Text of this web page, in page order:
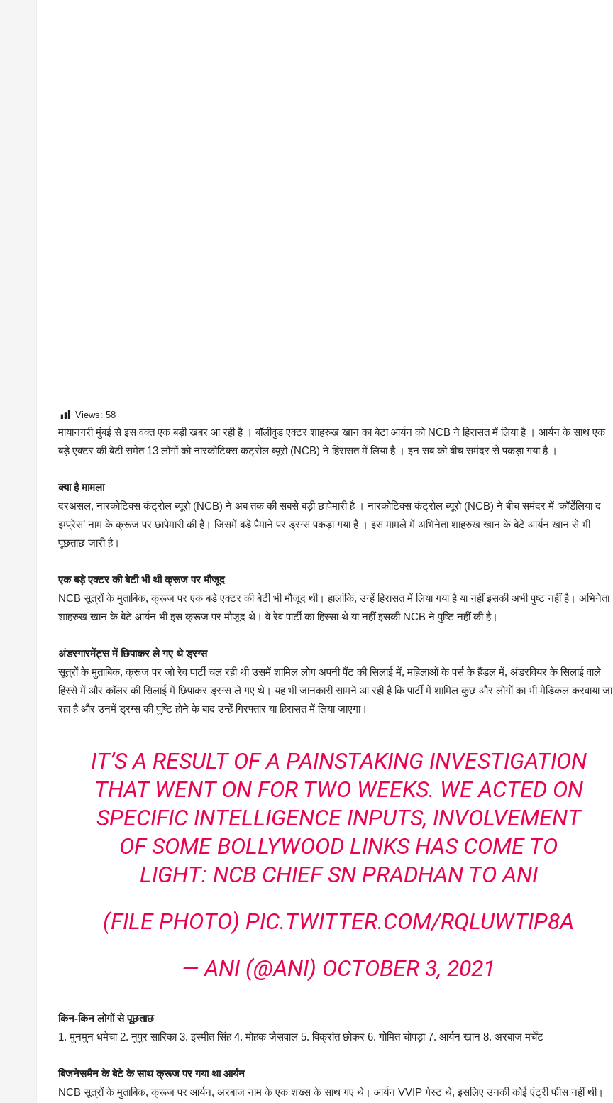
Views: 58
मायानगरी मुंबई से इस वक्त एक बड़ी खबर आ रही है । बॉलीवुड एक्टर शाहरुख खान का बेटा आर्यन को NCB ने हिरासत में लिया है । आर्यन के साथ एक
बड़े एक्टर की बेटी समेत 13 लोगों को नारकोटिक्स कंट्रोल ब्यूरो (NCB) ने हिरासत में लिया है । इन सब को बीच समंदर से पकड़ा गया है ।
क्या है मामला
दरअसल, नारकोटिक्स कंट्रोल ब्यूरो (NCB) ने अब तक की सबसे बड़ी छापेमारी है । नारकोटिक्स कंट्रोल ब्यूरो (NCB) ने बीच समंदर में ‘कॉर्डेलिया द
इम्प्रेस’ नाम के क्रूज पर छापेमारी की है। जिसमें बड़े पैमाने पर ड्रग्स पकड़ा गया है । इस मामले में अभिनेता शाहरुख खान के बेटे आर्यन खान से भी
पूछताछ जारी है।
एक बड़े एक्टर की बेटी भी थी क्रूज पर मौजूद
NCB सूत्रों के मुताबिक, क्रूज पर एक बड़े एक्टर की बेटी भी मौजूद थी। हालांकि, उन्हें हिरासत में लिया गया है या नहीं इसकी अभी पुष्ट नहीं है। अभिनेता
शाहरुख खान के बेटे आर्यन भी इस क्रूज पर मौजूद थे। वे रेव पार्टी का हिस्सा थे या नहीं इसकी NCB ने पुष्टि नहीं की है।
अंडरगारमेंट्स में छिपाकर ले गए थे ड्रग्स
सूत्रों के मुताबिक, क्रूज पर जो रेव पार्टी चल रही थी उसमें शामिल लोग अपनी पैंट की सिलाई में, महिलाओं के पर्स के हैंडल में, अंडरवियर के सिलाई वाले
हिस्से में और कॉलर की सिलाई में छिपाकर ड्रग्स ले गए थे। यह भी जानकारी सामने आ रही है कि पार्टी में शामिल कुछ और लोगों का भी मेडिकल करवाया जा
रहा है और उनमें ड्रग्स की पुष्टि होने के बाद उन्हें गिरफ्तार या हिरासत में लिया जाएगा।
IT’S A RESULT OF A PAINSTAKING INVESTIGATION
THAT WENT ON FOR TWO WEEKS. WE ACTED ON
SPECIFIC INTELLIGENCE INPUTS, INVOLVEMENT
OF SOME BOLLYWOOD LINKS HAS COME TO
LIGHT: NCB CHIEF SN PRADHAN TO ANI
(FILE PHOTO) PIC.TWITTER.COM/RQLUWTIP8A
— ANI (@ANI) OCTOBER 3, 2021
किन-किन लोगों से पूछताछ
1. मुनमुन धमेचा 2. नुपुर सारिका 3. इस्मीत सिंह 4. मोहक जैसवाल 5. विक्रांत छोकर 6. गोमित चोपड़ा 7. आर्यन खान 8. अरबाज मर्चेंट
बिजनेसमैन के बेटे के साथ क्रूज पर गया था आर्यन
NCB सूत्रों के मुताबिक, क्रूज पर आर्यन, अरबाज नाम के एक शख्स के साथ गए थे। आर्यन VVIP गेस्ट थे, इसलिए उनकी कोई एंट्री फीस नहीं थी।